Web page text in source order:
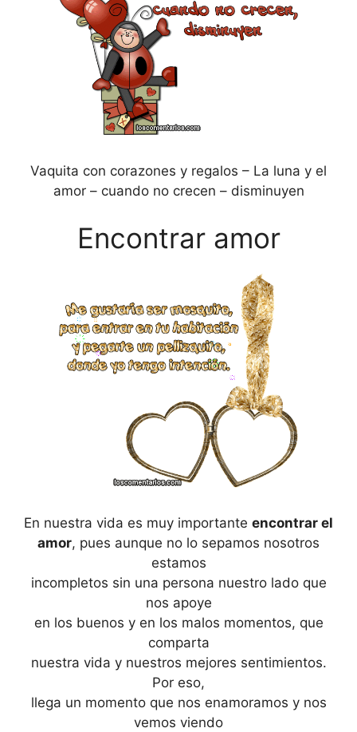
Vaquita con corazones y regalos – La luna y el
amor – cuando no crecen – disminuyen
Encontrar amor
En nuestra vida es muy importante encontrar el
amor, pues aunque no lo sepamos nosotros
estamos
incompletos sin una persona nuestro lado que
nos apoye
en los buenos y en los malos momentos, que
comparta
nuestra vida y nuestros mejores sentimientos.
Por eso,
llega un momento que nos enamoramos y nos
vemos viendo